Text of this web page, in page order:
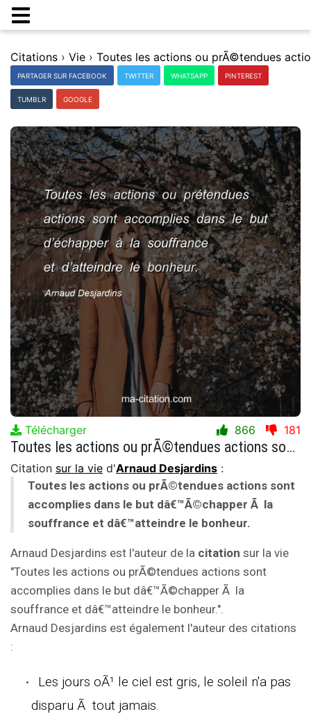
Citations › Vie ›
PARTAGER SUR FACEBOOK TWITTER WHATSAPP PINTEREST
TUMBLR GOOGLE
Télécharger 866 181
Toutes les actions ou prÃ©tendues actions sont accomplies dans le but dâ€™Ã©chapper Ã la souffrance et dâ€™atteindre le bonheur.
Citation sur la vie d'Arnaud Desjardins :
Toutes les actions ou prÃ©tendues actions sont
accomplies dans le but dâ€™Ã©chapper Ã la
souffrance et dâ€™atteindre le bonheur.
Arnaud Desjardins est l'auteur de la citation sur la vie
"Toutes les actions ou prÃ©tendues actions sont
accomplies dans le but dâ€™Ã©chapper Ã la
souffrance et dâ€™atteindre le bonheur.".
Arnaud Desjardins est également l'auteur des citations
:
Les jours oÃ¹ le ciel est gris, le soleil n'a pas
disparu Ã tout jamais.